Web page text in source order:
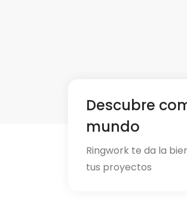
Descubre
mundo
Ringwork te da la
tus proyectos